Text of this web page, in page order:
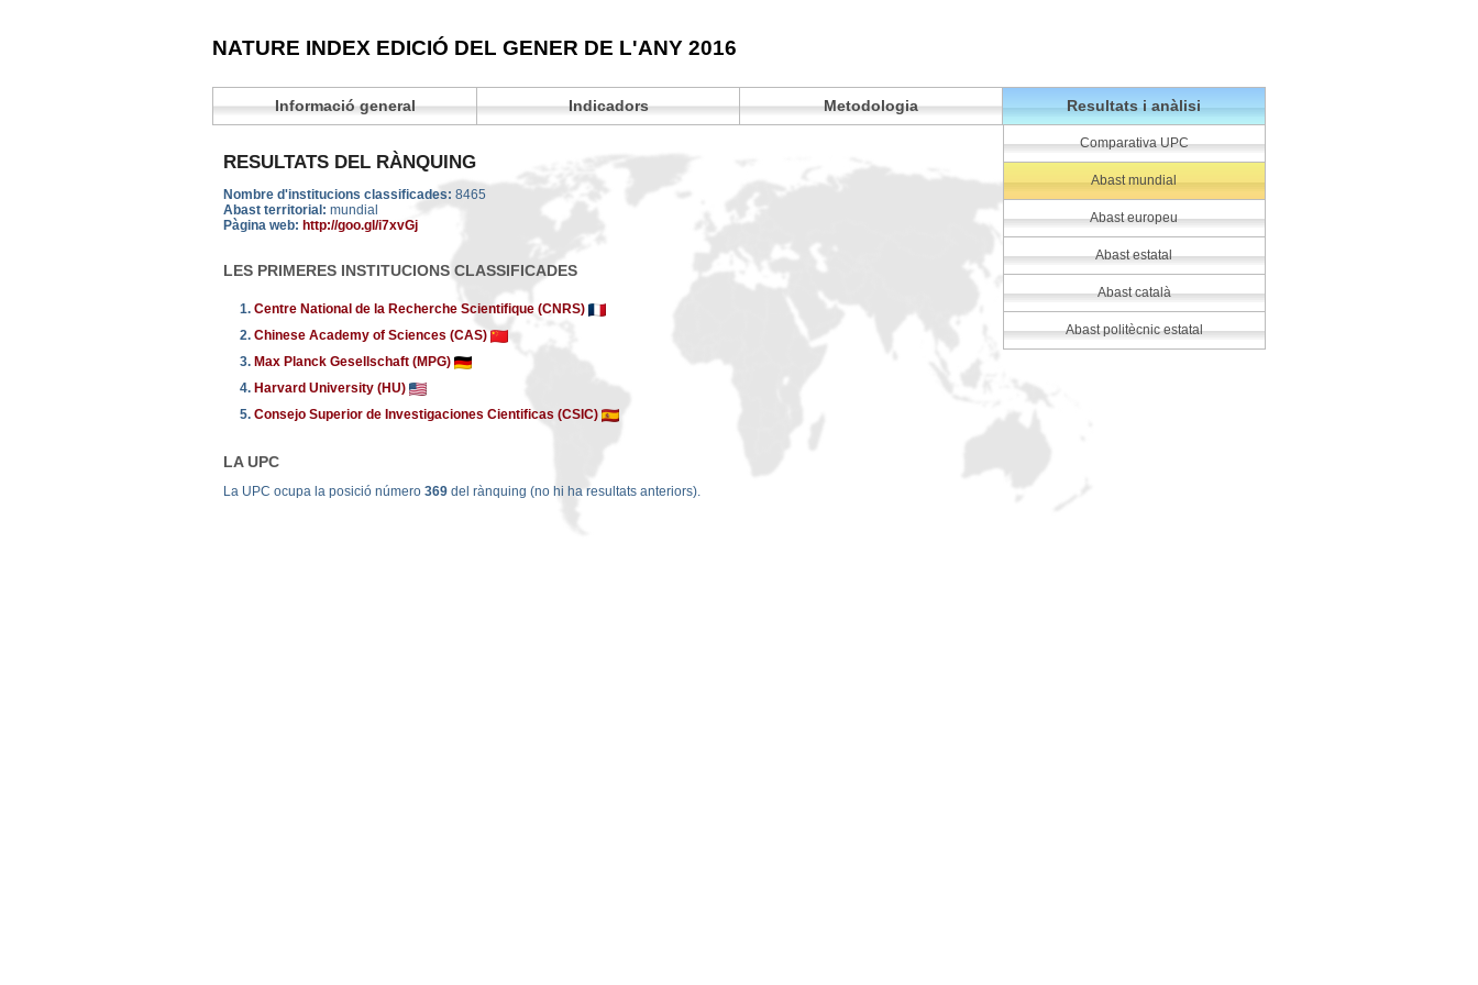
NATURE INDEX EDICIÓ DEL GENER DE L'ANY 2016
Informació general Indicadors Metodologia Resultats i anàlisi
RESULTATS DEL RÀNQUING
Nombre d'institucions classificades: 8465
Abast territorial: mundial
Pàgina web: http://goo.gl/i7xvGj
LES PRIMERES INSTITUCIONS CLASSIFICADES
1. Centre National de la Recherche Scientifique (CNRS)
2. Chinese Academy of Sciences (CAS)
3. Max Planck Gesellschaft (MPG)
4. Harvard University (HU)
5. Consejo Superior de Investigaciones Cientificas (CSIC)
LA UPC
La UPC ocupa la posició número 369 del rànquing (no hi ha resultats anteriors).
Comparativa UPC
Abast mundial
Abast europeu
Abast estatal
Abast català
Abast politècnic estatal